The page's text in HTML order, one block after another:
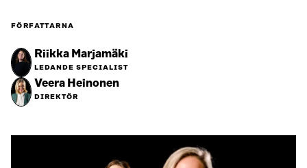
FÖRFATTARNA
Riikka Marjamäki
LEDANDE SPECIALIST
Veera Heinonen
DIREKTÖR